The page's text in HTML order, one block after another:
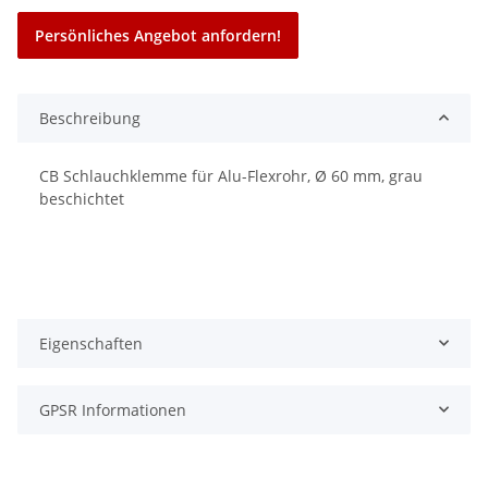
Persönliches Angebot anfordern!
Beschreibung
CB Schlauchklemme für Alu-Flexrohr, Ø 60 mm, grau
beschichtet
Eigenschaften
GPSR Informationen